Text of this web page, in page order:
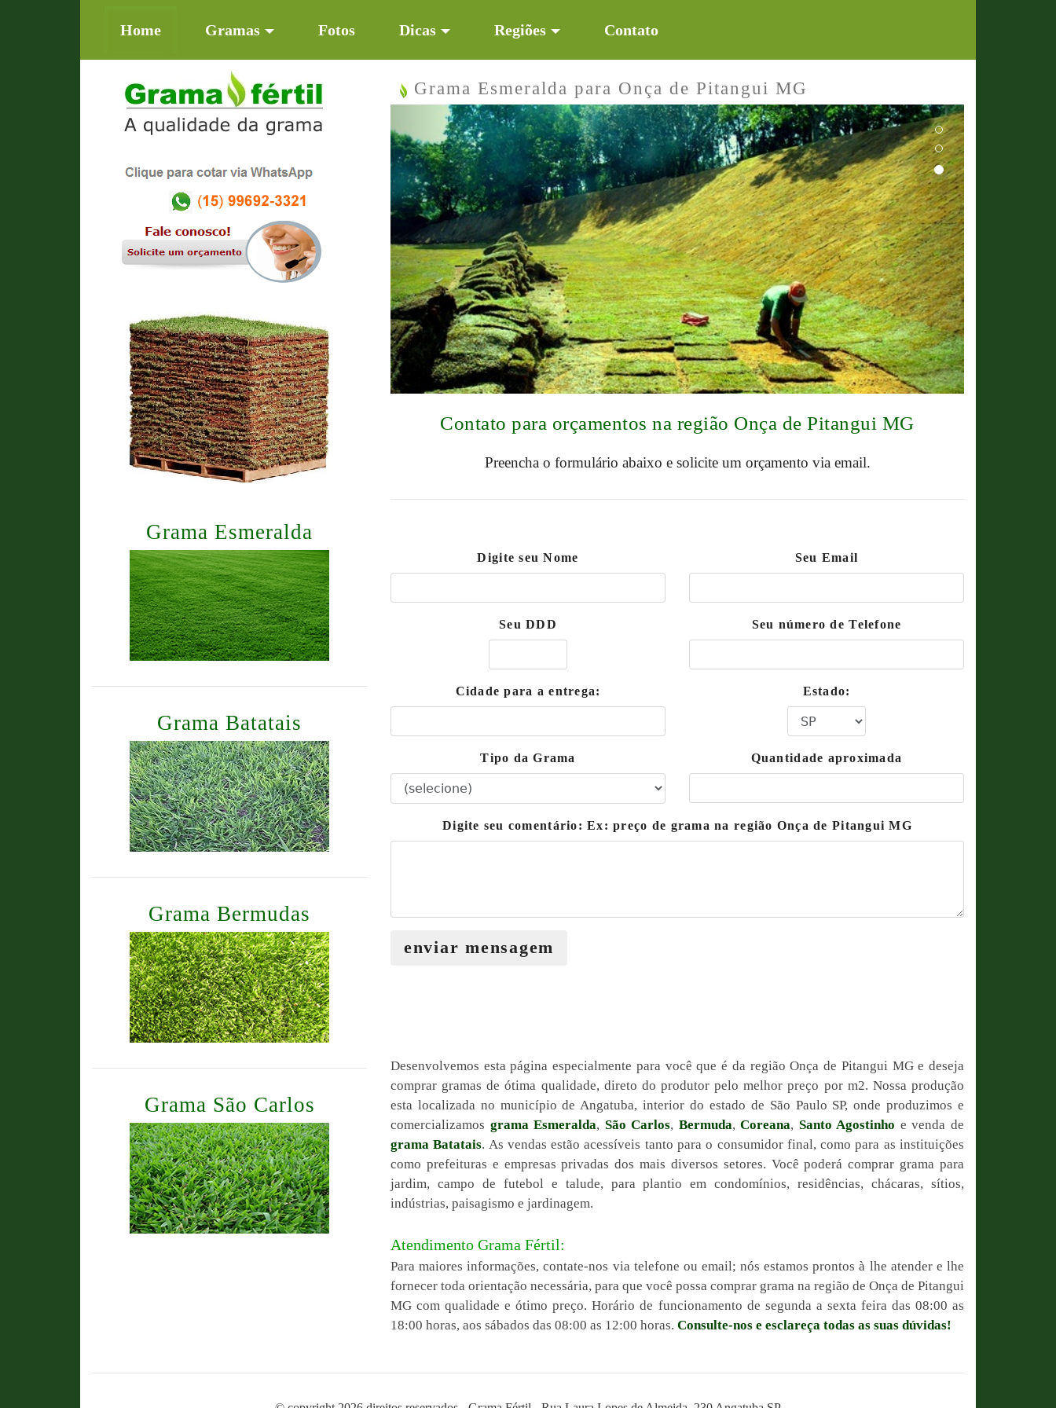
Home(current)Gramas Fotos Dicas Regiões Contato
Grama Esmeralda
Grama Batatais
Grama Bermudas
Grama São Carlos
Grama Esmeralda para Onça de Pitangui MG
Previous Next
Contato para orçamentos na região Onça de Pitangui MG
Preencha o formulário abaixo e solicite um orçamento via email.
Digite seu Nome Seu Email
Seu DDD Seu número de Telefone
Cidade para a entrega: Estado:
Tipo da Grama Quantidade aproximada
Digite seu comentário: Ex: preço de grama na região Onça de Pitangui MG
enviar mensagem
Desenvolvemos esta página especialmente para você que é da região Onça de Pitangui MG e deseja
comprar gramas de ótima qualidade, direto do produtor pelo melhor preço por m2. Nossa produção
esta localizada no município de Angatuba, interior do estado de São Paulo SP, onde produzimos e
comercializamos grama Esmeralda, São Carlos, Bermuda,Coreana, Santo Agostinho e venda de
grama Batatais. As vendas estão acessíveis tanto para o consumidor final, como para as instituições
como prefeituras e empresas privadas dos mais diversos setores. Você poderá comprar grama para
jardim, campo de futebol e talude, para plantio em condomínios, residências, chácaras, sítios,
indústrias, paisagismo e jardinagem.
Atendimento Grama Fértil:
Para maiores informações, contate-nos via telefone ou email; nós estamos prontos à lhe atender e lhe
fornecer toda orientação necessária, para que você possa comprar grama na região de Onça de Pitangui
MG com qualidade e ótimo preço. Horário de funcionamento de segunda a sexta feira das 08:00 as
18:00 horas, aos sábados das 08:00 as 12:00 horas. Consulte-nos e esclareça todas as suas dúvidas!